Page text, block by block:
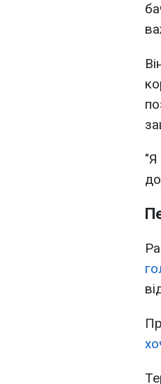
"Я